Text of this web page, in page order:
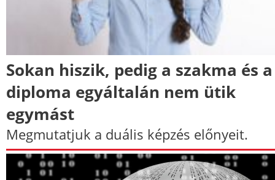
Sokan hiszik, pedig a szakma és a
diploma egyáltalán nem ütik
egymást
Megmutatjuk a duális képzés előnyeit.